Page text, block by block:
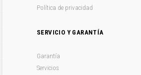
Política de privacidad
SERVICIO Y GARANTÍA
Garantía
Servicios